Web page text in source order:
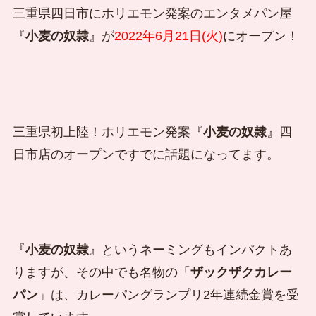
三重県四日市にホリエモン発案のエンタメパン屋
『小麦の奴隷』が2022年6月21日(火)にオープン！
三重県初上陸！ホリエモン発案『小麦の奴隷』四
日市店のオープンですでに話題になってます。
『小麦の奴隷』というネーミングもインパクトあ
りますが、その中でも名物の「 ザックザクカレー
パン」は、カレーパングランプリ2年連続金賞を受